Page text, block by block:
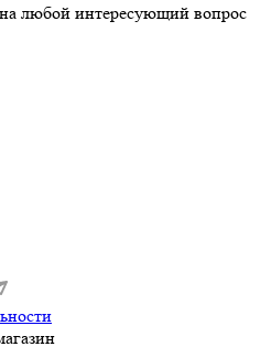
любой интересующий вопрос